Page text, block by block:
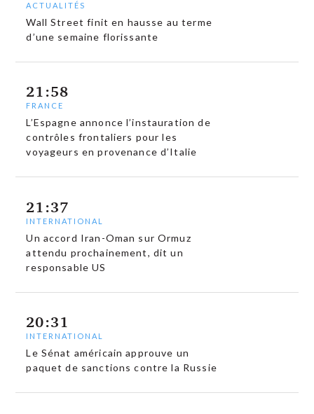
ACTUALITÉS
Wall Street finit en hausse au terme
d’une semaine florissante
21:58
FRANCE
L’Espagne annonce l’instauration de
contrôles frontaliers pour les
voyageurs en provenance d’Italie
21:37
INTERNATIONAL
Un accord Iran-Oman sur Ormuz
attendu prochainement, dit un
responsable US
20:31
INTERNATIONAL
Le Sénat américain approuve un
paquet de sanctions contre la Russie